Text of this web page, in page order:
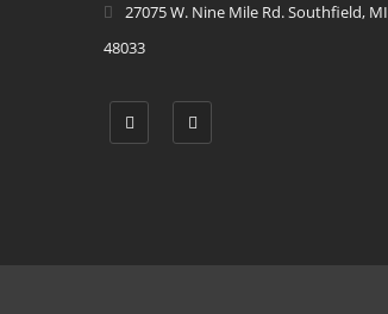
27075 W. Nine Mile Rd. Southfield, MI
48033